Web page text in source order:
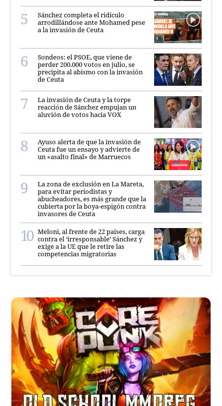
Sánchez completa el ridículo
arrodillándose ante Mohamed pese
a la invasión de Ceuta
Sondeos: el PSOE, que viene de
perder 200.000 votos en julio, se
precipita al abismo con la invasión
de Ceuta
La invasión de Ceuta y la torpe
reacción de Sánchez empujan un
aluvión de votos hacia VOX
Ayuso alerta de que la invasión de
Ceuta fue un ensayo y advierte de
un «asalto final» de Marruecos
La zona de exclusión en La Mareta,
para evitar periodistas y
abucheadores, es más grande que la
cubierta por la boya-espigón contra
invasores de Ceuta
Meloni, al frente de 22 países, carga
contra el ‘irresponsable’ Sánchez y
exige a la UE que le retire las
competencias migratorias